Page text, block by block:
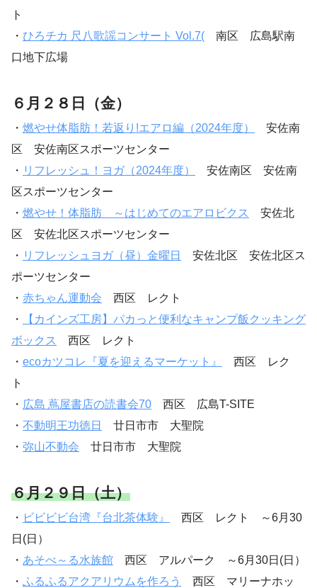
ト
・ ひろチカ 尺八歌謡コンサート Vol.7( 南区 広島駅南
口地下広場
６月２８日（金）
・ 燃やせ体脂肪！若返り!エアロ編（2024年度）
安佐南
区 安佐南区スポーツセンター
・ リフレッシュ！ヨガ（2024年度）
安佐南区 安佐南
区スポーツセンター
・ 燃やせ！体脂肪 ～はじめてのエアロビクス
安佐北
区 安佐北区スポーツセンター
・ リフレッシュヨガ（昼）金曜日
安佐北区 安佐北区ス
ポーツセンター
・ 赤ちゃん運動会 西区 レクト
・
【カインズ工房】パカっと便利なキャンプ飯クッキング
ボックス
西区 レクト
・ ecoカツコレ『夏を迎えるマーケット』
西区 レク
ト
・ 広島 蔦屋書店の読書会70 西区 広島T-SITE
・ 不動明王功徳日
廿日市市 大聖院
・ 弥山不動会 廿日市市 大聖院
６月２９日（土）
・ ビビビビ台湾『台北茶体験』
西区 レクト ～6月30
日(日）
・ あそべ～る水族館 西区 アルパーク ～6月30日(日）
・ ふるふるアクアリウムを作ろう
西区 マリーナホッ